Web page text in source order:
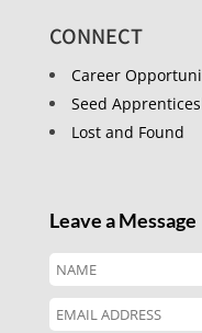
CONNECT
Career
Seed
Lost and Found
Leave a Message